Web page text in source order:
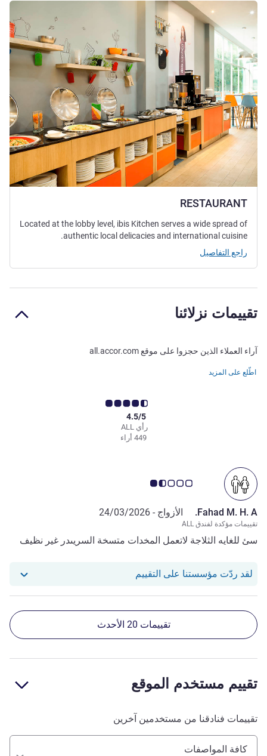
RESTAURANT
راجع التفاصيل
Located at the lobby level, ibis Kitchen serves a wide spread of
authentic local delicacies and international cuisine.
راجع التفاصيل
تقييمات نزلائنا
آراء العملاء الذين حجزوا على موقع all.accor.com
اطّلع على المزيد
رأي ALL
4.5/5
449 أراء
ملاحظة أراء العملاء 1.5/5
Fahad M. H. A. الأزواج - 24/03/2026
تقييمات مؤكدة لفندق ALL
سئ للغايه الثلاجة لاتعمل المخدات متسخة السريىدر غير نظيف
لقد ردّت مؤسستنا على التقييم استجاب فندقنا للمراجعة من Fahad M. H. A.
تقييمات 20 الأحدث
تقييم مستخدم الموقع
تقييمات فنادقنا من مستخدمين آخرين
كافة المواصفات